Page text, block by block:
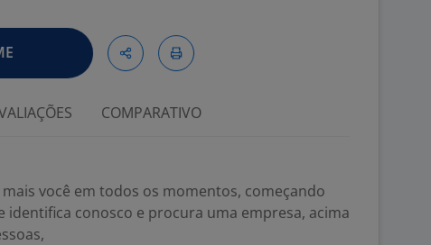
COMPARATIVO
você em todos os momentos, começando
identifica conosco e procura uma empresa, acima